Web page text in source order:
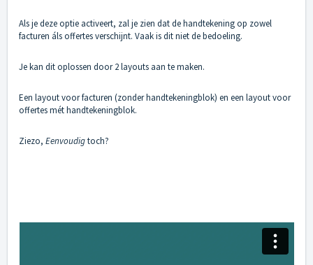
Als je deze optie activeert, zal je zien dat de handtekening op zowel
facturen áls offertes verschijnt. Vaak is dit niet de bedoeling.
Je kan dit oplossen door 2 layouts aan te maken.
Een layout voor facturen (zonder handtekeningblok) en een layout voor
offertes mét handtekeningblok.
Ziezo, Eenvoudigtoch?